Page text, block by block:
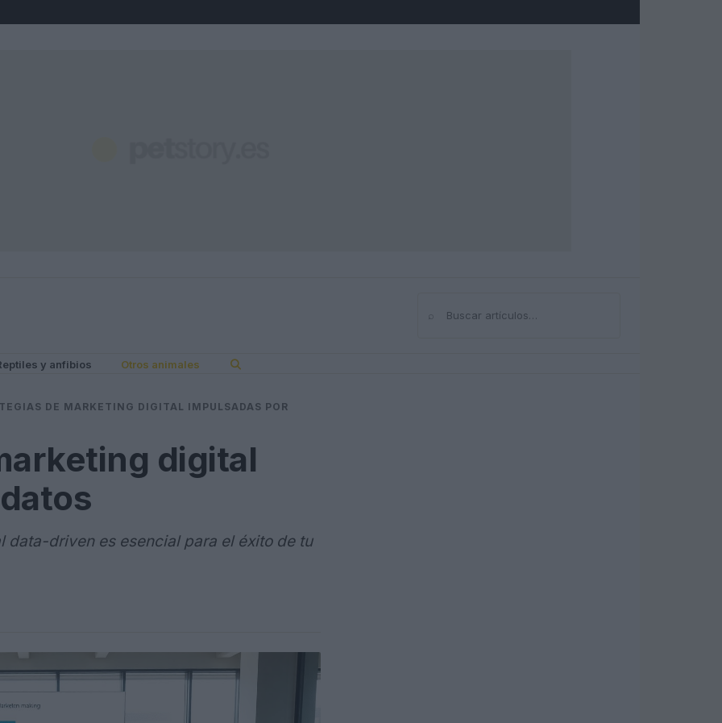
Buscar
y anfibios Otros animales
DE MARKETING DIGITAL IMPULSADAS POR
digital
driven es esencial para el éxito de tu